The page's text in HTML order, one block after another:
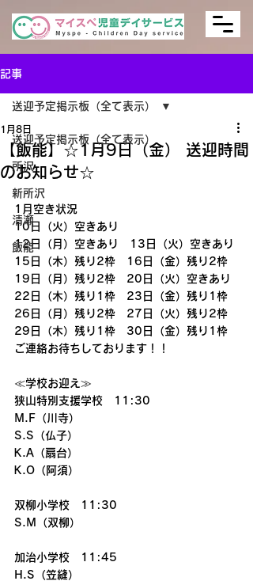
記事
送迎予定掲示板（全て表示）
所沢
新所沢
清瀬
飯能
送迎予定掲示板（全て表示）
【飯能】☆1月9日（金） 送迎時間
のお知らせ☆
1月8日
1月空き状況
10日（火）空きあり
12日（月）空きあり　13日（火）空きあり
15日（木）残り2枠　16日（金）残り2枠
19日（月）残り2枠　20日（火）空きあり
22日（木）残り1枠　23日（金）残り1枠
26日（月）残り2枠　27日（火）残り2枠
29日（木）残り1枠　30日（金）残り1枠
ご連絡お待ちしております！！
≪学校お迎え≫
狭山特別支援学校　11:30
M.F（川寺）
S.S（仏子）
K.A（扇台）
K.O（阿須）
双柳小学校　11:30
S.M（双柳）
加治小学校　11:45
H.S（笠縫）